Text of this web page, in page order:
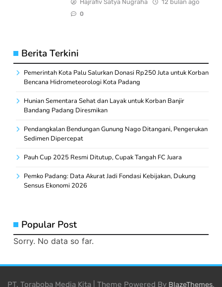
Hajrafiv Satya Nugraha 12 bulan ago
0
Berita Terkini
Pemerintah Kota Palu Salurkan Donasi Rp250 Juta untuk Korban
Bencana Hidrometeorologi Kota Padang
Hunian Sementara Sehat dan Layak untuk Korban Banjir
Bandang Padang Diresmikan
Pendangkalan Bendungan Gunung Nago Ditangani, Pengerukan
Sedimen Dipercepat
Pauh Cup 2025 Resmi Ditutup, Cupak Tangah FC Juara
Pemko Padang: Data Akurat Jadi Fondasi Kebijakan, Dukung
Sensus Ekonomi 2026
Popular Post
Sorry. No data so far.
PT. Toraboba Media Kita | Theme Powered By BlazeThemes.